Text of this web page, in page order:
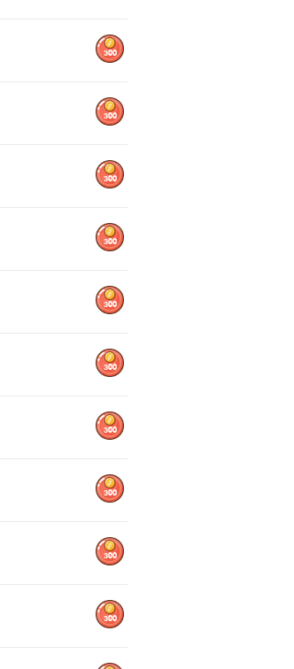
300
300
300
300
300
300
300
300
300
300